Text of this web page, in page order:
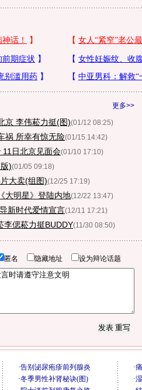
更多>>
京 李伟菘力挺(图)(01/12 08:25)
祸 所幸有惊无险(01/15 14:42)
日北京见面会(01/10 17:10)
)(01/05 09:18)
大卖(组图)(12/25 17:19)
大明星》登陆内地(12/22 13:47)
新时代爱情宣言(12/11 17:21)
李偲菘力挺BUDDY(11/30 08:50)
匿名 隐藏地址 设为辩论话题